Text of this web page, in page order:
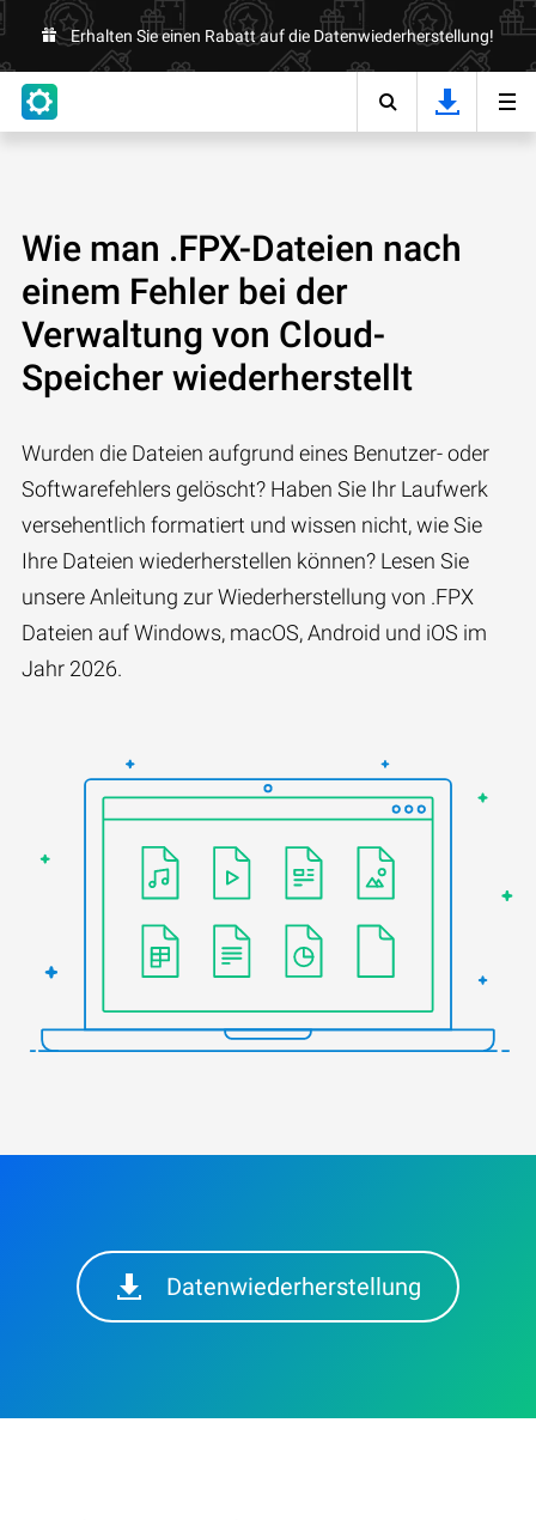
Erhalten Sie einen Rabatt auf die Datenwiederherstellung!
Wie man .FPX-Dateien nach
einem Fehler bei der
Verwaltung von Cloud-
Speicher wiederherstellt
Wurden die Dateien aufgrund eines Benutzer- oder
Softwarefehlers gelöscht? Haben Sie Ihr Laufwerk
versehentlich formatiert und wissen nicht, wie Sie
Ihre Dateien wiederherstellen können? Lesen Sie
unsere Anleitung zur Wiederherstellung von .FPX
Dateien auf Windows, macOS, Android und iOS im
Jahr 2026.
Datenwiederherstellung